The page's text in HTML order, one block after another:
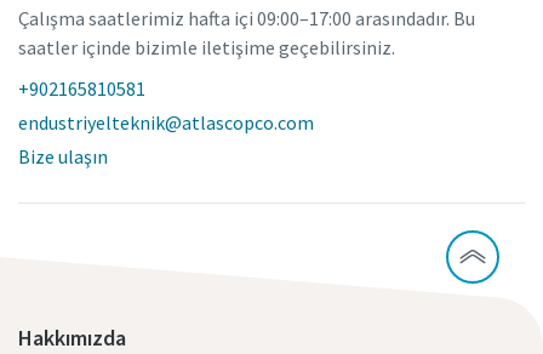
Çalışma saatlerimiz hafta içi 09:00–17:00 arasındadır. Bu
saatler içinde bizimle iletişime geçebilirsiniz.
+902165810581
endustriyelteknik@atlascopco.com
Bize ulaşın
Hakkımızda